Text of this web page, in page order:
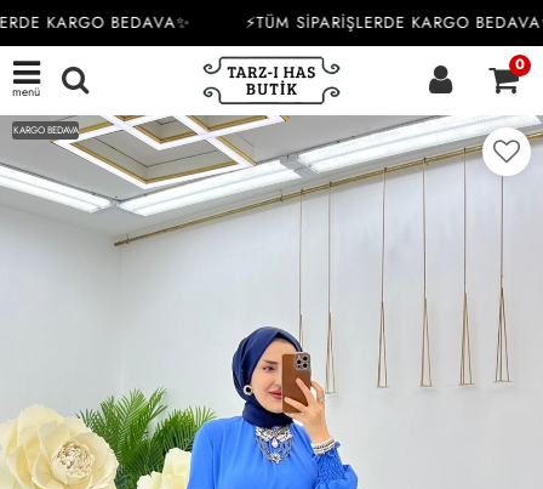
KARGO BEDAVA✨ ⚡TÜM SİPARİŞLERDE KARGO
menü
0
KARGO BEDAVA